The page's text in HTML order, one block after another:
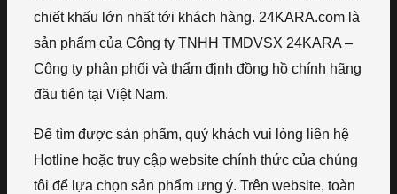
chiết khấu lớn nhất tới khách hàng. 24KARA.com là
sản phẩm của Công ty TNHH TMDVSX 24KARA –
Công ty phân phối và thẩm định đồng hồ chính hãng
đầu tiên tại Việt Nam.
Để tìm được sản phẩm, quý khách vui lòng liên hệ
Hotline hoặc truy cập website chính thức của chúng
tôi để lựa chọn sản phẩm ưng ý. Trên website, toàn